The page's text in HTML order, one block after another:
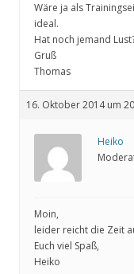
Wäre ja als
ideal.
Hat noch jemand
Gruß
Thomas
16. Oktober 2014 um
Heiko
Moin,
leider reicht die Zeit
Euch viel Spaß,
Heiko